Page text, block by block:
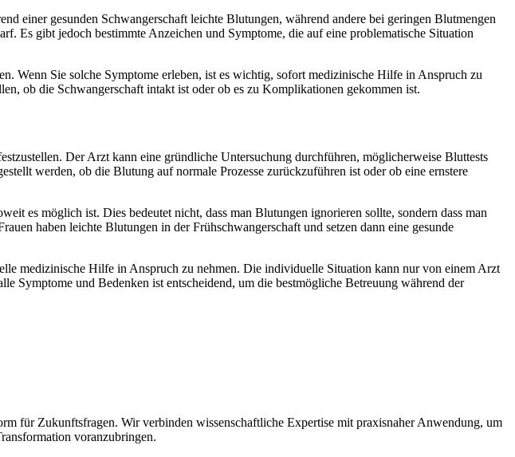
einer gesunden Schwangerschaft leichte Blutungen, während andere bei geringen Blutmengen
Es gibt jedoch bestimmte Anzeichen und Symptome, die auf eine problematische Situation
Wenn Sie solche Symptome erleben, ist es wichtig, sofort medizinische Hilfe in Anspruch zu
ob die Schwangerschaft intakt ist oder ob es zu Komplikationen gekommen ist.
Der Arzt kann eine gründliche Untersuchung durchführen, möglicherweise Bluttests
werden, ob die Blutung auf normale Prozesse zurückzuführen ist oder ob eine ernstere
es möglich ist. Dies bedeutet nicht, dass man Blutungen ignorieren sollte, sondern dass man
haben leichte Blutungen in der Frühschwangerschaft und setzen dann eine gesunde
medizinische Hilfe in Anspruch zu nehmen. Die individuelle Situation kann nur von einem Arzt
Symptome und Bedenken ist entscheidend, um die bestmögliche Betreuung während der
für Zukunftsfragen. Wir verbinden wissenschaftliche Expertise mit praxisnaher Anwendung, um
voranzubringen.